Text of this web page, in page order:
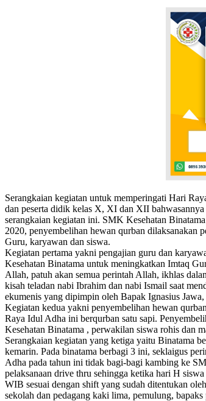
Serangkaian kegiatan untuk memperingati Hari
dan peserta didik kelas X, XI dan XII
serangkaian kegiatan ini. SMK Kesehatan
2020, penyembelihan hewan qurban dilaksanakan
Guru, karyawan dan siswa.
Kegiatan pertama yakni pengajian guru dan
Kesehatan Binatama untuk meningkatkan Imtaq
Allah, patuh akan semua perintah Allah, ikhlas
kisah teladan nabi Ibrahim dan nabi Ismail saat
ekumenis yang dipimpin oleh Bapak Ignasius
Kegiatan kedua yakni penyembelihan hewan
Raya Idul Adha ini berqurban satu sapi.
Kesehatan Binatama , perwakilan siswa rohis dan
Serangkaian kegiatan yang ketiga yaitu Binatama
kemarin. Pada binatama berbagi 3 ini, seklaigus
Adha pada tahun ini tidak bagi-bagi kambing ke
pelaksanaan drive thru sehingga ketika hari H
WIB sesuai dengan shift yang sudah ditentukan
sekolah dan pedagang kaki lima, pemulung,